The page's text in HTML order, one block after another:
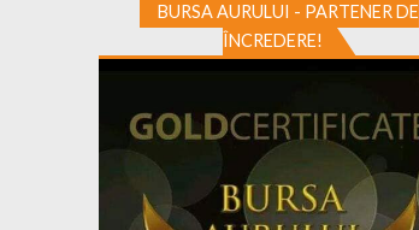
BURSA AURULUI - PARTENER DE
ÎNCREDERE!